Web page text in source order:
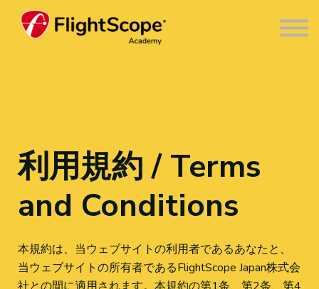
FlightScopeアカデミーについて
サインイン
利用規約 / Terms
and Conditions
本規約は、当ウェブサイトの利用者であるあなたと、
当ウェブサイトの所有者であるFlightScope Japan株式会